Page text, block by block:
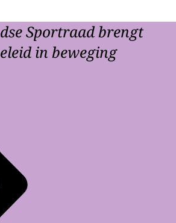
Sportraad brengt
in beweging